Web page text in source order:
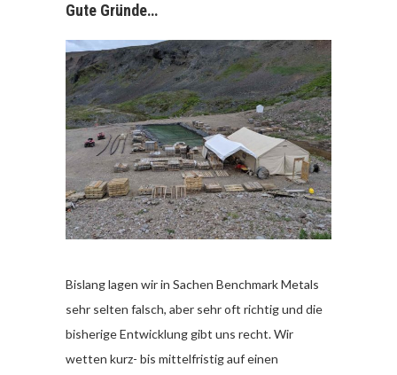
Gute Gründe…
Bislang lagen wir in Sachen Benchmark Metals
sehr selten falsch, aber sehr oft richtig und die
bisherige Entwicklung gibt uns recht. Wir
wetten kurz- bis mittelfristig auf einen